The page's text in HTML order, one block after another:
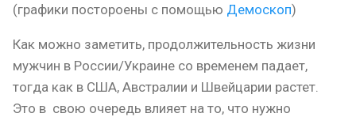
(графики постороены с помощью Демоскоп)
Как можно заметить, продолжительность жизни
мужчин в России/Украине со временем падает,
тогда как в США, Австралии и Швейцарии растет.
Это в свою очередь влияет на то, что нужно